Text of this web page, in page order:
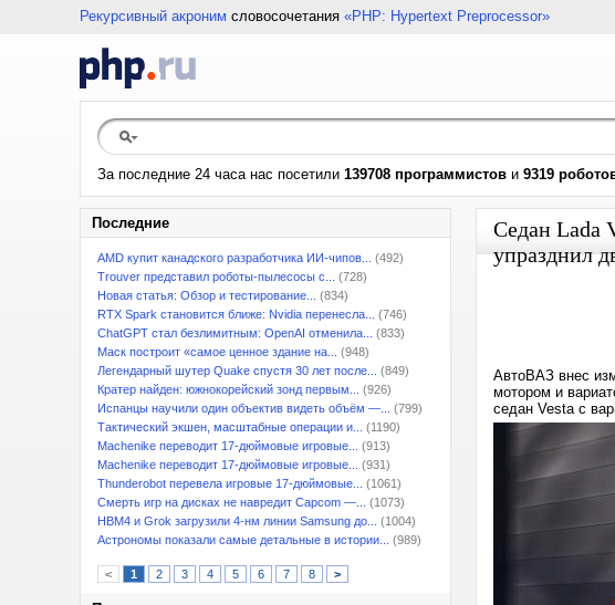
Рекурсивный акроним словосочетания «PHP: Hypertext Preprocessor»
За последние 24 часа нас посетили 139708 программистов и 9319
Последние
AMD купит канадского разработчика ИИ-чипов...
(492)
Trouver представил роботы-пылесосы с...
(728)
Новая статья: Обзор и тестирование...
(834)
RTX Spark становится ближе: Nvidia перенесла...
(746)
ChatGPT стал безлимитным: OpenAI отменила...
(833)
Маск построит «самое ценное здание на...
(948)
Легендарный шутер Quake спустя 30 лет после...
(849)
Кратер найден: южнокорейский зонд первым...
(926)
Испанцы научили один объектив видеть объём —...
(799)
Тактический экшен, масштабные операции и...
(1190)
Machenike переводит 17-дюймовые игровые...
(913)
Machenike переводит 17-дюймовые игровые...
(931)
Thunderobot перевела игровые 17-дюймовые...
(1061)
Смерть игр на дисках не навредит Capcom —...
(1073)
HBM4 и Grok загрузили 4-нм линии Samsung до...
(1004)
Астрономы показали самые детальные в истории...
(989)
< 1 2 3 4 5 6 7 8 >
Седан Lada
упразднил
АвтоВАЗ внес
мотором и
седан Vesta с